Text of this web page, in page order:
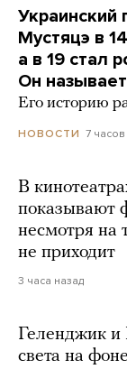
Украинский
Мустяцэ в
а в 19 стал
Он
Его историю
НОВОСТИ 7
В
показывают
несмотря на
не приходит
3 часа назад
Геленджик и
света на